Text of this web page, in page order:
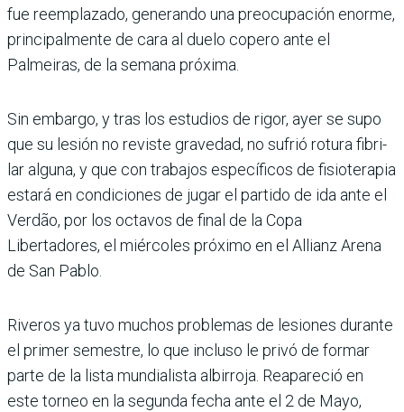
fue reemplazado, generando una preocupación enorme,
prin­cipalmente de cara al duelo copero ante el
Palmeiras, de la semana próxima.
Sin embargo, y tras los estu­dios de rigor, ayer se supo
que su lesión no reviste gra­vedad, no sufrió rotura fibri­
lar alguna, y que con traba­jos específicos de fisioterapia
estará en condiciones de jugar el partido de ida ante el
Verdão, por los octavos de final de la Copa
Libertadores, el miércoles próximo en el Allianz Arena
de San Pablo.
Riveros ya tuvo muchos pro­blemas de lesiones durante
el primer semestre, lo que incluso le privó de formar
parte de la lista mundialista albirroja. Reapareció en
este torneo en la segunda fecha ante el 2 de Mayo,